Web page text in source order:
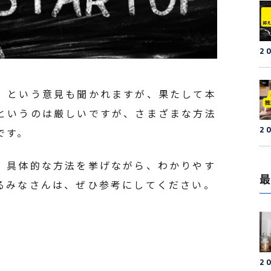
いう意見も聞かれますが、果たして本
うのは厳しいですが、さまざまな方法
。
体的な方法を挙げながら、わかりやす
なさんは、ぜひ参考にしてください。